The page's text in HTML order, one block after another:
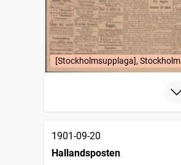
[Stockholmsupplaga], Stockholm
1901-09-20
Hallandsposten